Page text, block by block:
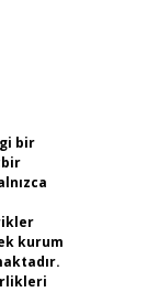
bir
kurum